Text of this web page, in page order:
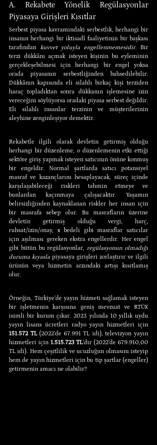
A. Rekabete Yönelik Regülasyonlar
Piyasaya Girişleri Kısıtlar
Serbest piyasa kavramındaki serbestlik, herhangi bir
insanın herhangi bir iktisadî faaliyetinin bir başkası
tarafından kuvvet yoluyla engellenmemesidir. Bir
terzi dükkânı açmak isteyen kişinin bu eyleminin
gerçekleşebilmesi için herhangi bir engel yoksa
orada piyasanın serbestliğinden bahsedilebilir.
Dükkânın kapısında eli silahlı birkaç kişi terziden
haraç topladıktan sonra dükkanın işlemesine izin
vereceğini söylüyorsa oradaki piyasa serbest değildir.
Eli silahlı insanlar terzinin ve müşterilerinin
aleyhine zenginleşiyor demektir.
Rekabetle ilgili olarak devletin getirmiş olduğu
herhangi bir düzenleme, o düzenlemenin etki ettiği
sektöre giriş yapmak isteyen satıcının önüne konmuş
bir engeldir. Normal şartlarda satıcı potansiyel
masraf ve kazançlarını hesaplayacak, süreç içinde
karşılaşabileceği riskleri tahmin etmeye ve
bunlardan kaçınmaya çalışacaktır. Yaşamın
belirsizliğinden kaynaklanan riskler her insan için
bir masrafa sebep olur. Bu masrafların üzerine
devletin getirmiş olduğu vergi, harç,
ruhsat/izin/onay, x bedeli gibi masraflar satıcılar
için aşılması gereken ekstra engellerdir. Her engel
gibi bütün bu regülasyonlar, regülasyonun olmadığı
duruma kıyasla piyasaya girişleri zorlaştırır ve ilgili
ürünün veya hizmetin arzındaki artışı kısıtlamış
olur.
Örneğin, Türkiye’de yayın hizmeti sağlamak isteyen
bir işletmenin karşısına geniş mevzuat ve RTÜK
isimli bir kurum çıkar. 2023 yılında 10 yıllık uydu
151.572 TL (2022’de 67.991 TL idi), televizyon yayın
hizmetleri için 1.515.723 TL’dir (2022’de 679.910,00
TL idi). Hem çeşitlilik ve ucuzluğun olmasını isteyip
hem de yayın hizmetleri için bu tip şartlar (engeller)
getirmenin amacı ne olabilir?